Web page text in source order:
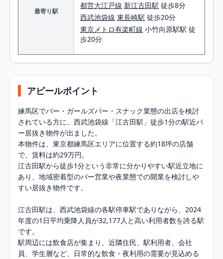
最寄り駅
都営大江戸線 新江古田駅 徒歩8分
西武池袋線 東長崎駅 徒歩20分
東京メトロ有楽町線 小竹向原駅駅 徒
歩20分
アピールポイント
練馬区でバー・ガールズバー・スナック業態の出店を検討
されている方に、西武池袋線「江古田駅」徒歩1分の駅近バ
ー居抜き物件が出ました。
本物件は、東京都練馬区エリアに位置する約18坪の店舗
で、賃料は約29万円。
江古田駅から徒歩1分という非常に分かりやすい駅近立地に
あり、地域密着型のバー営業や夜業態での開業を検討しや
すい居抜き物件です。
江古田駅は、西武池袋線の各駅停車駅でありながら、2024
年度の1日平均乗降人員が32,177人と高い利用者数を誇る駅
です。
駅周辺には飲食店が集まり、近隣住民、駅利用者、会社
員、学生層など、日常的な飲食・夜利用の需要が見込める